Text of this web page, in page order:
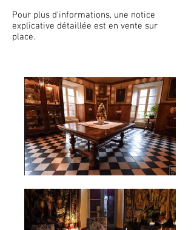
Pour plus d'informations, une notice
explicative détaillée est en vente sur
place.